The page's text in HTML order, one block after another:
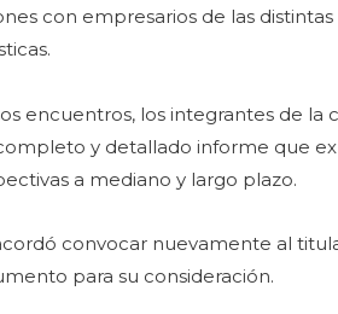
con empresarios de las
encuentros, los integrantes de la
y detallado informe que
a mediano y largo plazo.
convocar nuevamente al
para su consideración.